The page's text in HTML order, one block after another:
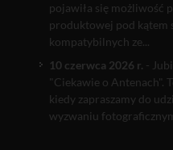
pojawiła się możliwość
produktowej pod kątem
kompatybilnych ze...
10 czerwca 2026 r. -
"Ciekawie o Antenach".
kiedy zapraszamy do
wyzwaniu